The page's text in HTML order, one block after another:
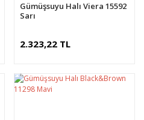
Gümüşsuyu Halı Viera 15592
Sarı
2.323,22 TL